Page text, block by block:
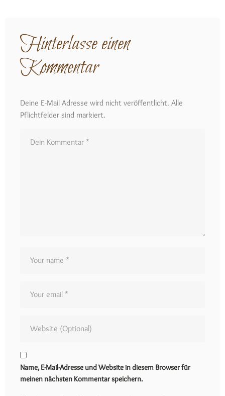
Hinterlasse einen
Kommentar
Deine E-Mail Adresse wird nicht veröffentlicht. Alle
Pflichtfelder sind markiert.
Name, E-Mail-Adresse und Website in diesem Browser für
meinen nächsten Kommentar speichern.